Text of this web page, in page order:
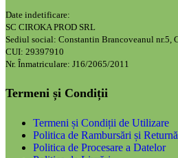
Date indetificare:
SC CIROKA PROD SRL
Sediul social: Constantin Brancoveanul nr.5,
CUI: 29397910
Nr. Înmatriculare: J16/2065/2011
Termeni și Condiții
Termeni și Condiții de Utilizare
Politica de Rambursări și
Politica de Procesare a Datelor